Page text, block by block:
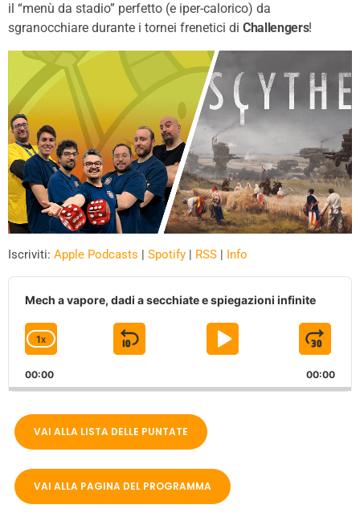
il “menù da stadio” perfetto (e iper-calorico) da
sgranocchiare durante i tornei frenetici di Challengers!
Iscriviti: Apple Podcasts | Spotify | RSS | Info
A
a
Mech a vapore, dadi a secchiate e spiegazioni infinite
C
A
N
G
E
A
Y
B
1X
S
I
P
B
A
C
K
P
A
U
S
J
U
M
00:00 00:00
VAI ALLA LISTA DELLE PUNTATE
VAI ALLA PAGINA DEL PROGRAMMA